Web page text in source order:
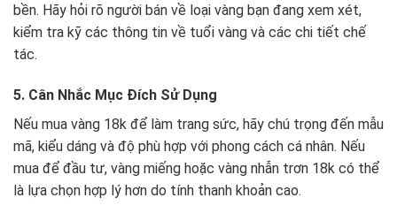
bền. Hãy hỏi rõ người bán về loại vàng bạn đang xem xét,
kiểm tra kỹ các thông tin về tuổi vàng và các chi tiết chế
tác.
5. Cân Nhắc Mục Đích Sử Dụng
Nếu mua vàng 18k để làm trang sức, hãy chú trọng đến mẫu
mã, kiểu dáng và độ phù hợp với phong cách cá nhân. Nếu
mua để đầu tư, vàng miếng hoặc vàng nhẫn trơn 18k có thể
là lựa chọn hợp lý hơn do tính thanh khoản cao.